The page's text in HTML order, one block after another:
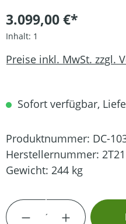
3.099,00 €*
Inhalt: 1
Preise inkl. MwSt. zzgl.
Sofort verfügbar,
Produktnummer: DC-
Herstellernummer:
Gewicht: 244 kg
Produkt Anzahl: